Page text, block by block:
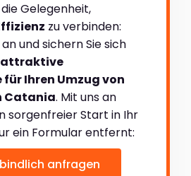
Gelegenheit,
zu verbinden:
und sichern Sie sich
attraktive
Ihren Umzug von
Catania. Mit uns an
sorgenfreier Start in Ihr
ein Formular entfernt:
anfragen